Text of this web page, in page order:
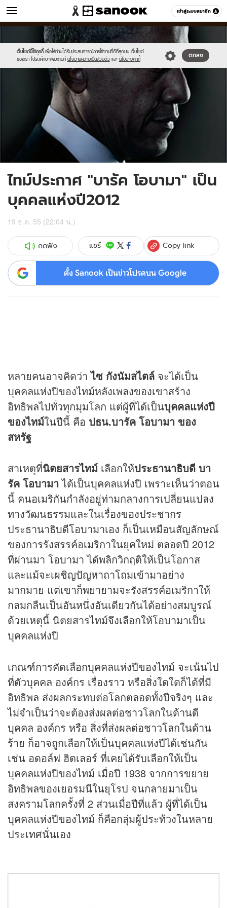
เข้าสู่ระบบสมาชิก
ข่าว หมวดอื่นๆ
เว็บไซต์นี้ใช้คุกกี้ เพื่อให้ท่านได้รับประสบการณ์การใช้งานที่ดีที่สุดบน เว็บไซต์
ของเรา โปรดศึกษาเพิ่มเติมที่ นโยบายความเป็นส่วนตัว และ นโยบายคุกกี้
ตกลง
//s.isanook.com/sr/0/images/logo-
new-
sanook.png
//s.isanook.com/ns/0/ud/231/1159897/1.jpg
ไทม์ประกาศ "บารัค โอบามา" เป็น
บุคคลแห่งปี2012
19 ธ.ค. 55 (22:04 น.)
กดฟัง แชร์ Copy link
ตั้ง Sanook เป็นข่าวโปรดบน Google
หลายคนอาจคิดว่าไซ กังนัมสไตล์ จะได้เป็น
บุคคลแห่งปีของไทม์หลังเพลงของเขาสร้าง
อิทธิพลไปทั่วทุกมุมโลก แต่ผู้ที่ได้เป็นบุคคลแห่งปี
ของไทม์ในปีนี้ คือ ปธน.บารัค โอบามา ของ
สหรัฐ
สาเหตุที่นิตยสารไทม์ เลือกให้ประธานาธิบดี บา
รัค โอบามาได้เป็นบุคคลแห่งปี เพราะเห็นว่าตอน
นี้ คนอเมริกันกำลังอยู่ท่ามกลางการเปลี่ยนแปลง
ทางวัฒนธรรมและในเรื่องของประชากร
ประธานาธิบดีโอบามาเอง ก็เป็นเหมือนสัญลักษณ์
ของการรังสรรค์อเมริกาในยุคใหม่ ตลอดปี 2012
ที่ผ่านมา โอบามา ได้พลิกวิกฤติให้เป็นโอกาส
และแม้จะเผชิญปัญหาถาโถมเข้ามาอย่าง
มากมาย แต่เขาก็พยายามจะรังสรรค์อเมริกาให้
กลมกลืนเป็นอันหนึ่งอันเดียวกันได้อย่างสมบูรณ์
ด้วยเหตุนี้ นิตยสารไทม์จึงเลือกให้โอบามาเป็น
บุคคลแห่งปี
เกณฑ์การคัดเลือกบุคคลแห่งปีของไทม์ จะเน้นไป
ที่ตัวบุคคล องค์กร เรื่องราว หรือสิ่งใดใดก็ได้ที่มี
อิทธิพล ส่งผลกระทบต่อโลกตลอดทั้งปีจริงๆ และ
ไม่จำเป็นว่าจะต้องส่งผลต่อชาวโลกในด้านดี
บุคคล องค์กร หรือ สิ่งที่ส่งผลต่อชาวโลกในด้าน
ร้าย ก็อาจถูกเลือกให้เป็นบุคคลแห่งปีได้เช่นกัน
เช่น อดอล์ฟ ฮิตเลอร์ ที่เคยได้รับเลือกให้เป็น
บุคคลแห่งปีของไทม์ เมื่อปี 1938 จากการขยาย
อิทธิพลของเยอรมนีในยุโรป จนกลายมาเป็น
สงครามโลกครั้งที่ 2 ส่วนเมื่อปีที่แล้ว ผู้ที่ได้เป็น
บุคคลแห่งปีของไทม์ ก็คือกลุ่มผู้ประท้วงในหลาย
ประเทศนั่นเอง